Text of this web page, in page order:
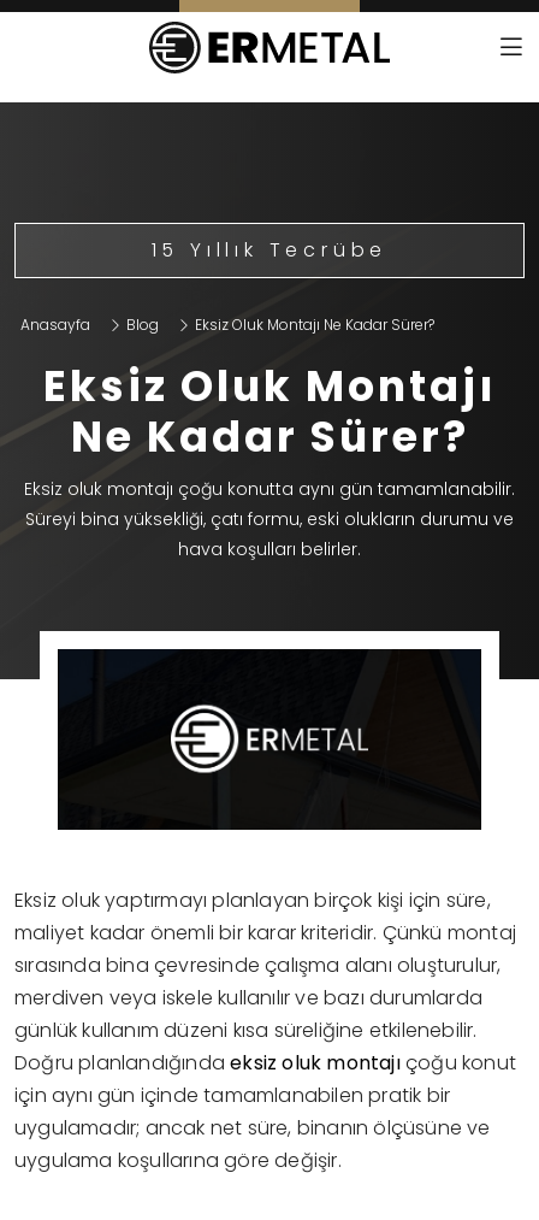
15 Yıllık Tecrübe
Anasayfa Blog Eksiz Oluk Montajı Ne Kadar Sürer?
Eksiz Oluk Montajı
Ne Kadar Sürer?
Eksiz oluk montajı çoğu konutta aynı gün tamamlanabilir.
Süreyi bina yüksekliği, çatı formu, eski olukların durumu ve
hava koşulları belirler.
Eksiz oluk yaptırmayı planlayan birçok kişi için süre,
maliyet kadar önemli bir karar kriteridir. Çünkü montaj
sırasında bina çevresinde çalışma alanı oluşturulur,
merdiven veya iskele kullanılır ve bazı durumlarda
günlük kullanım düzeni kısa süreliğine etkilenebilir.
Doğru planlandığındaeksiz oluk montajıçoğu konut
için aynı gün içinde tamamlanabilen pratik bir
uygulamadır; ancak net süre, binanın ölçüsüne ve
uygulama koşullarına göre değişir.